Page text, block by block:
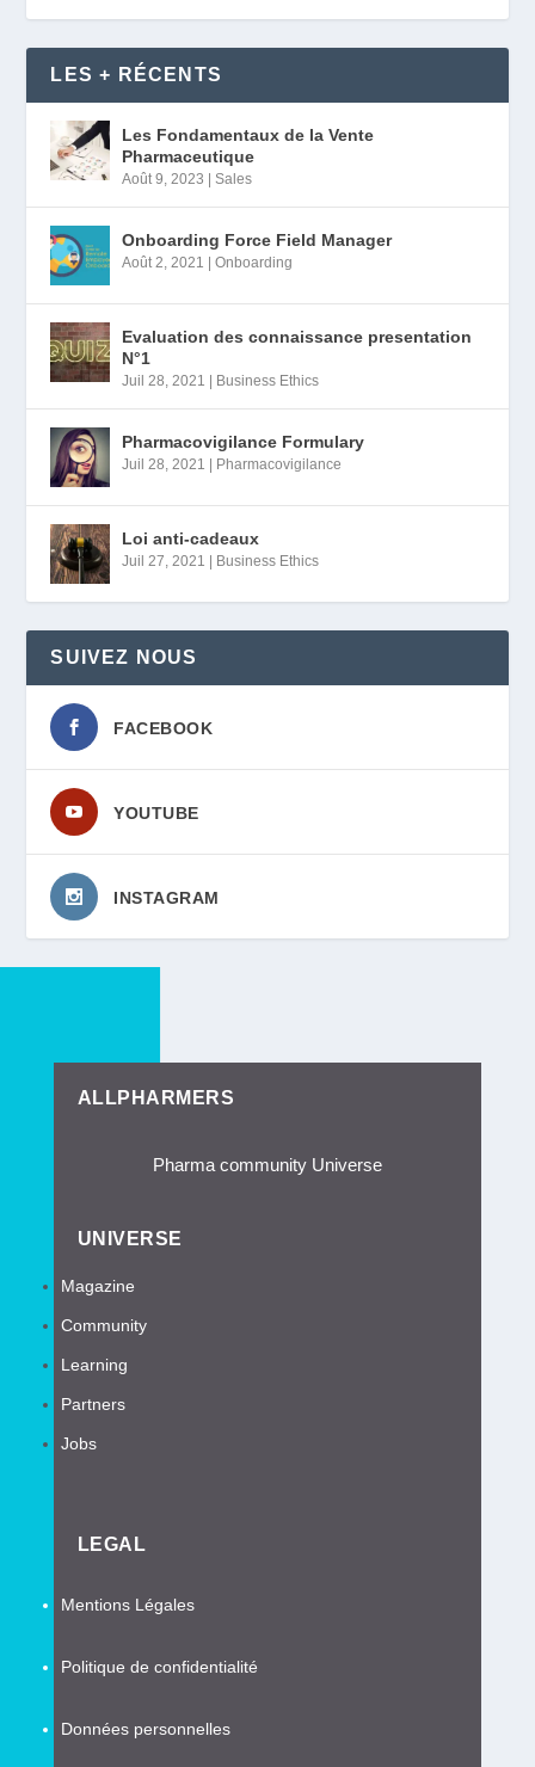
LES + RÉCENTS
Les Fondamentaux de la Vente
Pharmaceutique
Août 9, 2023 |Sales
Onboarding Force Field Manager
Août 2, 2021 |Onboarding
Evaluation des connaissance presentation
N°1
Juil 28, 2021 | Business Ethics
Pharmacovigilance Formulary
Juil 28, 2021 | Pharmacovigilance
Loi anti-cadeaux
Juil 27, 2021 | Business Ethics
SUIVEZ NOUS
FACEBOOK
YOUTUBE
INSTAGRAM
ALLPHARMERS
Pharma community Universe
UNIVERSE
Magazine
Community
Learning
Partners
Jobs
LEGAL
Mentions Légales
Politique de confidentialité
Données personnelles